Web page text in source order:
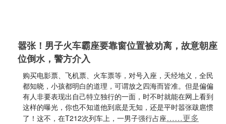
嚣张！男子火车霸座要靠窗位置被劝离，故意朝座
位倒水，警方介入
购买电影票、飞机票、火车票等，对号入座，天经地义，全民
都知晓，小孩都明白的道理，可谓放之四海而皆准。但是偏偏
有人非要表现出自己特立独行的一面，时不时就能在网上看到
这样的曝光，你也不知道他到底是无知，还是平时嚣张跋扈惯
了！这不，在T212次列车上，一男子强行占座……更多